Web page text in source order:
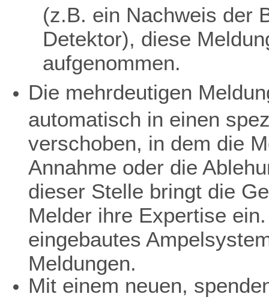
(z.B. ein Nachweis der
Detektor), diese
aufgenommen.
Die mehrdeutigen
automatisch in einen
verschoben, in dem die
Annahme oder die
dieser Stelle bringt die
Melder ihre Expertise
eingebautes
Meldungen.
Mit einem neuen,